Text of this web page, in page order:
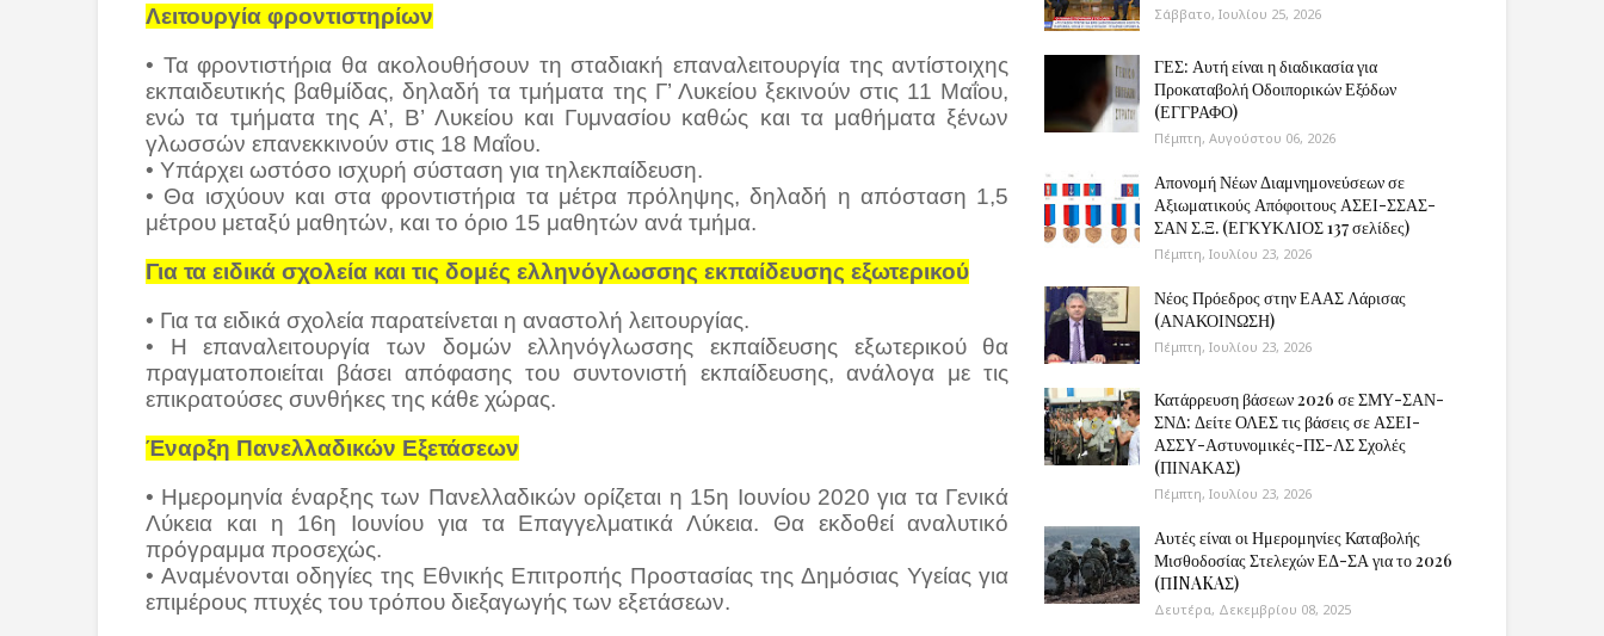
Λειτουργία φροντιστηρίων
• Τα φροντιστήρια θα ακολουθήσουν τη σταδιακή επαναλειτουργία της αντίστοιχης
εκπαιδευτικής βαθμίδας, δηλαδή τα τμήματα της Γ’ Λυκείου ξεκινούν στις 11 Μαΐου,
ενώ τα τμήματα της Α’, Β’ Λυκείου και Γυμνασίου καθώς και τα μαθήματα ξένων
γλωσσών επανεκκινούν στις 18 Μαΐου.
• Υπάρχει ωστόσο ισχυρή σύσταση για τηλεκπαίδευση.
• Θα ισχύουν και στα φροντιστήρια τα μέτρα πρόληψης, δηλαδή η απόσταση 1,5
μέτρου μεταξύ μαθητών, και το όριο 15 μαθητών ανά τμήμα.
Για τα ειδικά σχολεία και τις δομές ελληνόγλωσσης εκπαίδευσης εξωτερικού
• Για τα ειδικά σχολεία παρατείνεται η αναστολή λειτουργίας.
• Η επαναλειτουργία των δομών ελληνόγλωσσης εκπαίδευσης εξωτερικού θα
πραγματοποιείται βάσει απόφασης του συντονιστή εκπαίδευσης, ανάλογα με τις
επικρατούσες συνθήκες της κάθε χώρας.
Έναρξη Πανελλαδικών Εξετάσεων
• Ημερομηνία έναρξης των Πανελλαδικών ορίζεται η 15η Ιουνίου 2020 για τα Γενικά
Λύκεια και η 16η Ιουνίου για τα Επαγγελματικά Λύκεια. Θα εκδοθεί αναλυτικό
πρόγραμμα προσεχώς.
• Αναμένονται οδηγίες της Εθνικής Επιτροπής Προστασίας της Δημόσιας Υγείας για
επιμέρους πτυχές του τρόπου διεξαγωγής των εξετάσεων.
Σάββατο, Ιουλίου 25, 2026
ΓΕΣ: Αυτή είναι η διαδικασία για
Προκαταβολή Οδοιπορικών Εξόδων
(ΕΓΓΡΑΦΟ)
Πέμπτη, Αυγούστου 06, 2026
Απονομή Νέων Διαμνημονεύσεων σε
Αξιωματικούς Απόφοιτους ΑΣΕΙ-ΣΣΑΣ-
ΣΑΝ Σ.Ξ. (ΕΓΚΥΚΛΙΟΣ 137 σελίδες)
Πέμπτη, Ιουλίου 23, 2026
Νέος Πρόεδρος στην ΕΑΑΣ Λάρισας
(ΑΝΑΚΟΙΝΩΣΗ)
Πέμπτη, Ιουλίου 23, 2026
Κατάρρευση βάσεων 2026 σε ΣΜΥ-ΣΑΝ-
ΣΝΔ: Δείτε ΟΛΕΣ τις βάσεις σε ΑΣΕΙ-
ΑΣΣΥ-Αστυνομικές-ΠΣ-ΛΣ Σχολές
(ΠΙΝΑΚΑΣ)
Πέμπτη, Ιουλίου 23, 2026
Αυτές είναι οι Ημερομηνίες Καταβολής
Μισθοδοσίας Στελεχών ΕΔ-ΣΑ για το 2026
(ΠINAKAΣ)
Δευτέρα, Δεκεμβρίου 08, 2025